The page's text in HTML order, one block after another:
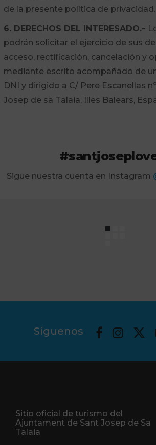
de la presente política de privacidad.
6. DERECHOS DEL INTERESADO.-
podrán solicitar el ejercicio de sus
acceso, rectificación, cancelación y
mediante escrito acompañado de
DNI y dirigido a C/ Pere Escanellas
Josep de sa Talaia, Illes Balears,
Sigue nuestra cuenta en Instagram
Síguenos
Sitio oficial de turismo del
Ajuntament de Sant Josep de Sa
Talaia